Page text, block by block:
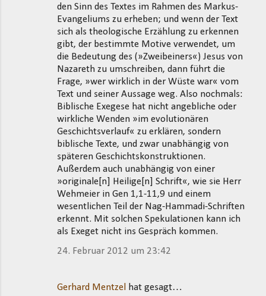
den Sinn des Textes im Rahmen des Markus-
Evangeliums zu erheben; und wenn der Text
sich als theologische Erzählung zu erkennen
gibt, der bestimmte Motive verwendet, um
die Bedeutung des (»Zweibeiners«) Jesus von
Nazareth zu umschreiben, dann führt die
Frage, »wer wirklich in der Wüste war« vom
Text und seiner Aussage weg. Also nochmals:
Biblische Exegese hat nicht angebliche oder
wirkliche Wenden »im evolutionären
Geschichtsverlauf« zu erklären, sondern
biblische Texte, und zwar unabhängig von
späteren Geschichtskonstruktionen.
Außerdem auch unabhängig von einer
»originale[n] Heilige[n] Schrift«, wie sie Herr
Wehmeier in Gen 1,1-11,9 und einem
wesentlichen Teil der Nag-Hammadi-Schriften
erkennt. Mit solchen Spekulationen kann ich
als Exeget nicht ins Gespräch kommen.
24. Februar 2012 um 23:42
Gerhard Mentzel
hat gesagt…